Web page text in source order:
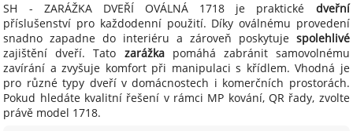
SH - ZARÁŽKA DVEŘÍ OVÁLNÁ 1718 je praktické dveřní
příslušenství pro každodenní použití. Díky oválnému provedení
snadno zapadne do interiéru a zároveň poskytuje spolehlivé
zajištění dveří. Tato zarážkapomáhá zabránit samovolnému
zavírání a zvyšuje komfort při manipulaci s křídlem. Vhodná je
pro různé typy dveří v domácnostech i komerčních prostorách.
Pokud hledáte kvalitní řešení v rámci MP kování, QR řady, zvolte
právě model 1718.